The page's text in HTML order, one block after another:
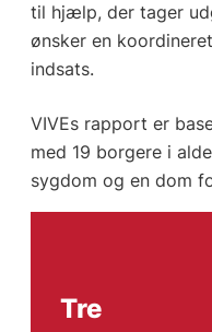
til hjælp, der tager
ønsker en
indsats.
VIVEs rapport er
med 19 borgere i
sygdom og en dom
Tre